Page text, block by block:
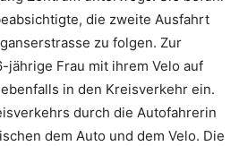
die zweite Ausfahrt
zu folgen. Zur
jährige Frau mit ihrem Velo auf
in den Kreisverkehr ein.
durch die Autofahrerin
dem Auto und dem Velo. Die